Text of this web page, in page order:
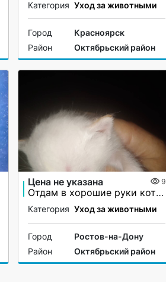
Категория Уход за животными
Город
Красноярск
Район
Октябрьский район
Цена не указана 9
Отдам в хорошие руки котят-игрунчиков.
Категория Уход за животными
Город
Ростов-на-Дону
Район
Октябрьский район